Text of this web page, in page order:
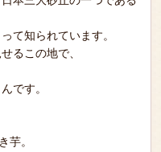
て知られています。
るこの地で、
です。
芋。